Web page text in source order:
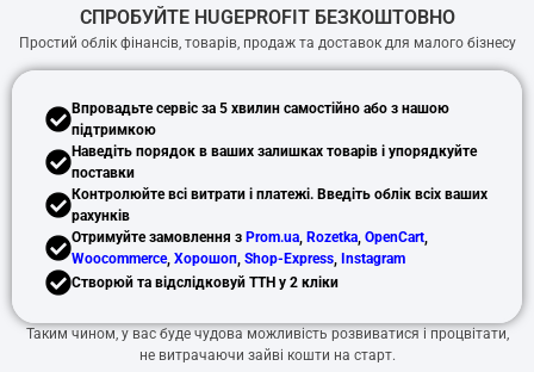
СПРОБУЙТЕ HUGEPROFIT БЕЗКОШТОВНО
Простий облік фінансів, товарів, продаж та доставок для малого бізнесу
Впровадьте сервіс за 5 хвилин самостійно або з нашою
підтримкою
Наведіть порядок в ваших залишках товарів і упорядкуйте
поставки
Контролюйте всі витрати і платежі. Введіть облік всіх ваших
рахунків
Отримуйте замовлення з Prom.ua, Rozetka, OpenCart,
Woocommerce, Хорошоп, Shop-Express, Instagram
Створюй та відслідковуй ТТН у 2 кліки
Таким чином, у вас буде чудова можливість розвиватися і процвітати,
не витрачаючи зайві кошти на старт.